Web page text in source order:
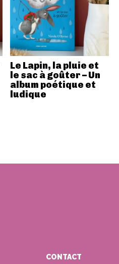
Le Lapin, la pluie et
le sac à goûter – Un
album poétique et
ludique
CONTACT